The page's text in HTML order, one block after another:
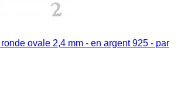
ovale 2,4 mm - en argent 925 - par